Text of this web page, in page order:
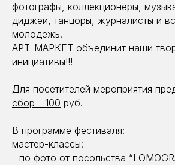
фотографы, коллекционеры,
диджеи, танцоры, журналисты и
молодежь.
АРТ-МАРКЕТ объединит наши
инициативы!!!
Для посетителей мероприятия
сбор - 100 руб.
В программе фестиваля:
мастер-классы:
- по фото от посольства